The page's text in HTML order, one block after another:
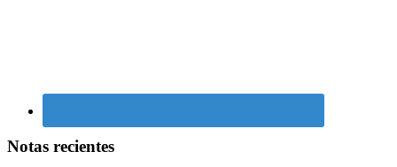
Notas recientes